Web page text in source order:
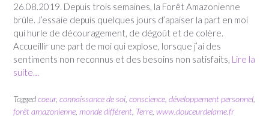
26.08.2019. Depuis trois semaines, la Forêt Amazonienne
brûle. J’essaie depuis quelques jours d’apaiser la part en moi
qui hurle de découragement, de dégoût et de colère.
Accueillir une part de moi qui explose, lorsque j’ai des
sentiments non reconnus et des besoins non satisfaits, Lire la
suite…
Taggedcoeur, connaissance de soi conscience développement personnel
forêt amazonienne monde différent Terre www.douceurdelame.fr